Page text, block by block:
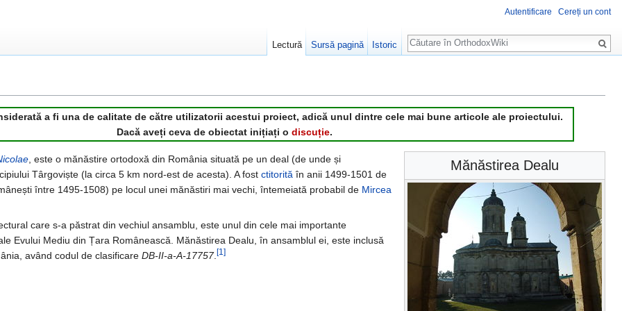
a fi una de calitate de către utilizatorii acestui proiect, adică unul dintre cele mai bune articole ale proiectului.
Dacă aveți ceva de obiectat inițiați o discuție.
Mănăstirea Dealu
, este o mănăstire ortodoxă din România situată pe un deal (de unde și
Târgoviște (la circa 5 km nord-est de acesta). A fost ctitorită în anii 1499-1501 de
între 1495-1508) pe locul unei mănăstiri mai vechi, întemeiată probabil de Mircea
care s-a păstrat din vechiul ansamblu, este unul din cele mai importante
Evului Mediu din Țara Românească. Mănăstirea Dealu, în ansamblul ei, este inclusă
având codul de clasificare DB-II-a-A-17757.[1]
Autentificare Cereți un cont
Lectură Sursă pagină Istoric
Căutare